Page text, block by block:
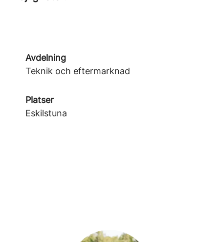
Avdelning
Teknik och eftermarknad
Platser
Eskilstuna